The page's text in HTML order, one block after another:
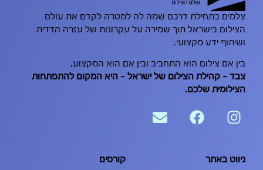
צלמים בתחילת דרכם שמה לה למטרה לקדם את עולם
הצילום בישראל תוך שמירה על עקרונות של עזרה הדדית
ושיתוף ידע מקצועי.
בין אם צילום הוא התחביב ובין אם הוא המקצוע,
צבּד – קהילת הצילום של ישראל – היא המקום להתפתחות
הצילומית שלכם.
ניווט באתר
קורסים